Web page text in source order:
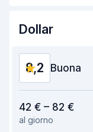
Condizioni dell'auto
Dollar
8,2 Buona
Facile da trovare
42 € – 82 €
al giorno